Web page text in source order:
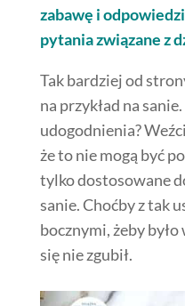
zabawę i
pytania związane z
Tak bardziej od
na przykład na
udogodnienia?
że to nie mogą być
tylko dostosowane
sanie. Choćby z tak
bocznymi, żeby
się nie zgubił.